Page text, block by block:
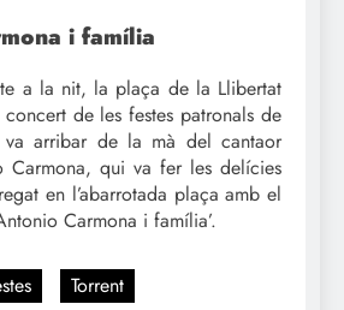
i família
a la nit, la plaça de la Llibertat
de les festes patronals de
va arribar de la mà del cantaor
Carmona, qui va fer les delícies
en l’abarrotada plaça amb el
Carmona i família’.
Torrent